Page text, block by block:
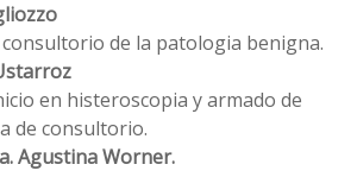
de la patologia benigna.
en histeroscopia y armado de
de consultorio.
Agustina Worner.